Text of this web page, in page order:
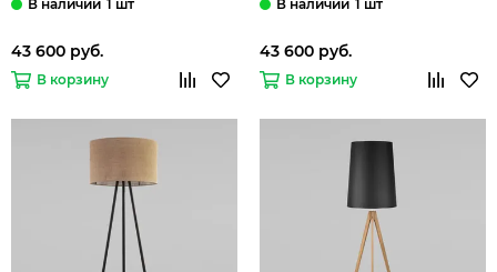
1 шт
43 600 руб.
В корзину
1 шт
43 600 руб.
В корзину